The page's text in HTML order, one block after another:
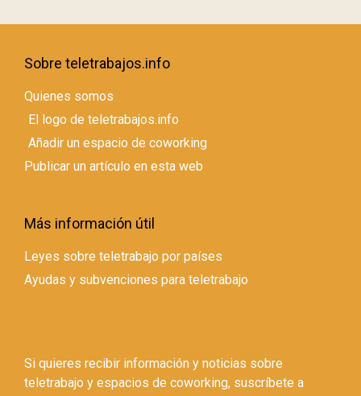
Sobre teletrabajos.info
Quienes somos
El logo de teletrabajos.info
Añadir un espacio de coworking
Publicar un artículo en esta web
Más información útil
Leyes sobre teletrabajo por países
Ayudas y subvenciones para teletrabajo
Si quieres recibir información y noticias sobre
teletrabajo y espacios de coworking, suscríbete a